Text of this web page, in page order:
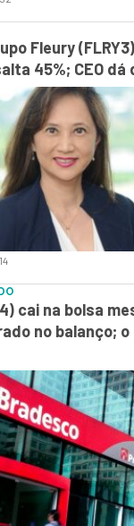
Fleury
45%; CEO
cai na bolsa
no balanço;